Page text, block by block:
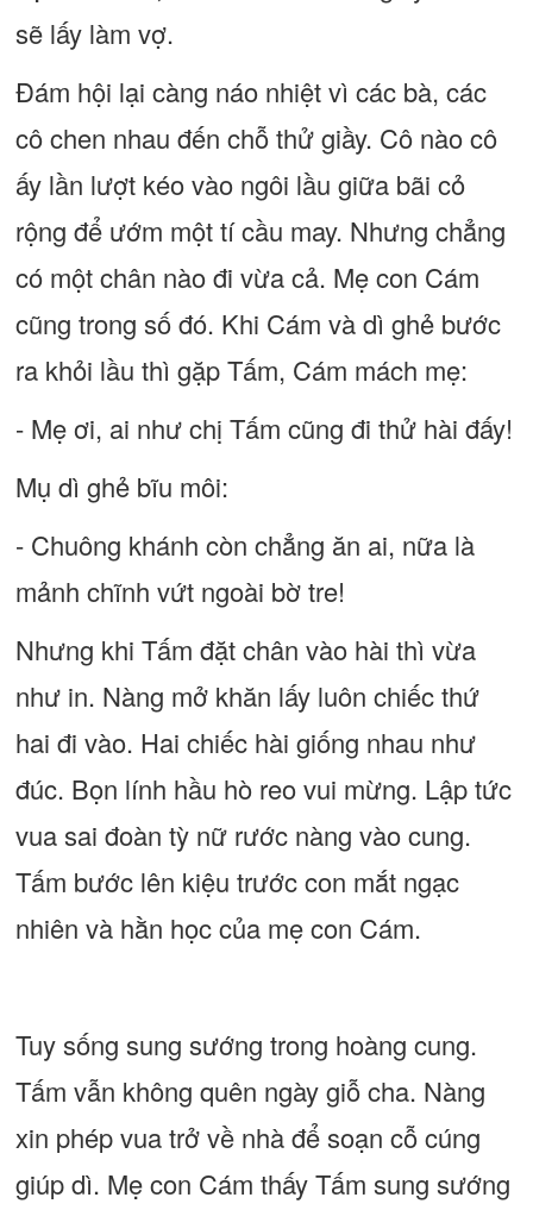
sẽ lấy làm vợ.
Đám hội lại càng náo nhiệt vì các bà, các
cô chen nhau đến chỗ thử giầy. Cô nào cô
ấy lần lượt kéo vào ngôi lầu giữa bãi cỏ
rộng để ướm một tí cầu may. Nhưng chẳng
có một chân nào đi vừa cả. Mẹ con Cám
cũng trong số đó. Khi Cám và dì ghẻ bước
ra khỏi lầu thì gặp Tấm, Cám mách mẹ:
- Mẹ ơi, ai như chị Tấm cũng đi thử hài đấy!
Mụ dì ghẻ bĩu môi:
- Chuông khánh còn chẳng ăn ai, nữa là
mảnh chĩnh vứt ngoài bờ tre!
Nhưng khi Tấm đặt chân vào hài thì vừa
như in. Nàng mở khăn lấy luôn chiếc thứ
hai đi vào. Hai chiếc hài giống nhau như
đúc. Bọn lính hầu hò reo vui mừng. Lập tức
vua sai đoàn tỳ nữ rước nàng vào cung.
Tấm bước lên kiệu trước con mắt ngạc
nhiên và hằn học của mẹ con Cám.
Tuy sống sung sướng trong hoàng cung.
Tấm vẫn không quên ngày giỗ cha. Nàng
xin phép vua trở về nhà để soạn cỗ cúng
giúp dì. Mẹ con Cám thấy Tấm sung sướng